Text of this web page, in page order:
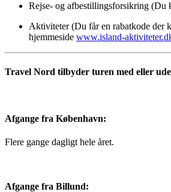
Rejse- og afbestillingsforsikring (Du
Aktiviteter (Du får en rabatkode der
hjemmeside www.island-
Travel Nord tilbyder turen med eller
Afgange fra København:
Flere gange dagligt hele året.
Afgange fra Billund: